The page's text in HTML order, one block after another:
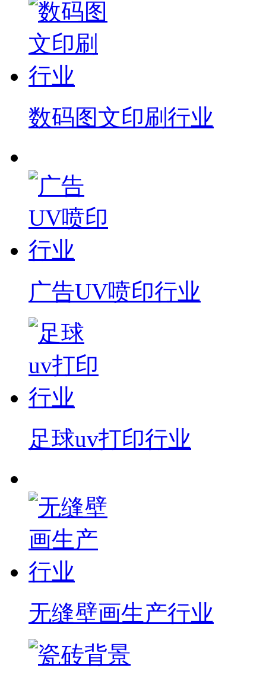
数码图文印刷行业
广告UV喷印行业
足球uv打印行业
无缝壁画生产行业